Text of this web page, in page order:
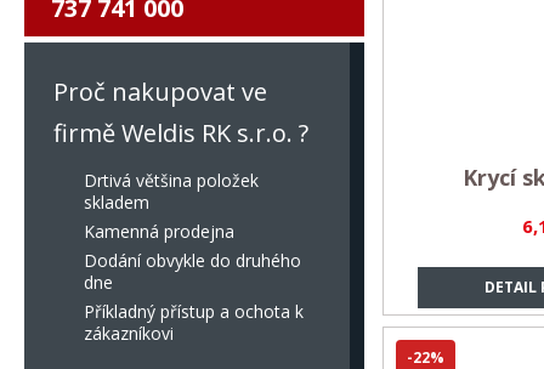
737 741 000
Proč nakupovat ve
firmě Weldis RK s.r.o. ?
Drtivá většina položek
skladem
Kamenná prodejna
Dodání obvykle do druhého
dne
Příkladný přístup a ochota k
zákazníkovi
DETAIL
Krycí
-22%